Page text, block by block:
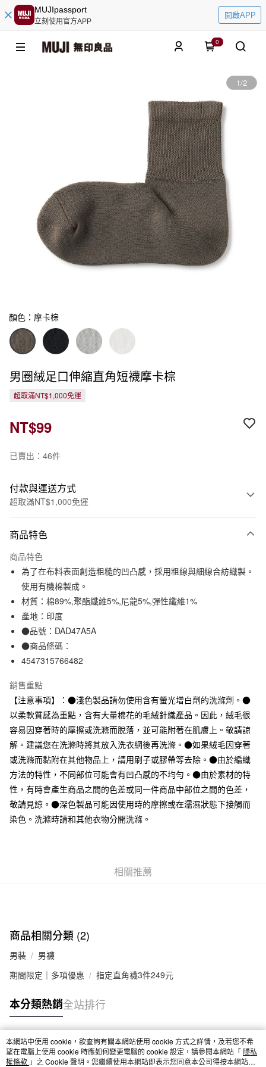
MUJIpassport
立刻使用官方APP
開啟APP
0
1/2
顏色：摩卡棕
男圈絨足口伸縮直角短襪摩卡棕
超取滿NT$1,000免運
NT$99
已賣出：46件
付款與運送方式
超取滿NT$1,000免運
信用卡一次付款
信用卡分期付款
3 期 0 利率 每期
合作金庫商業銀行
第一商業銀行
華南商業銀行
上海商業儲蓄銀行
臺灣中小企業銀行
匯豐（台灣）商業銀行
元大商業銀行
玉山商業銀行
星展（台灣）商業銀行
台新國際商業銀行
中國信託商業銀行
台灣樂天信用卡公司
超商取貨付款
LINE Pay
Apple Pay
悠遊付
運送方式
全家取貨付款
每筆NT$65，滿NT$1,000(含以上)免運費
付款後全家取貨
每筆NT$65，滿NT$1,000(含以上)免運費
7-11取貨付款
每筆NT$65，滿NT$1,000(含以上)免運費
無印良品門市自取
免運費
商品特色
商品特色
為了在布料表面創造粗糙的凹凸感，採用粗線與細線合紡織製。
使用有機棉製成。
材質：棉89%,聚酯纖維5%,尼龍5%,彈性纖維1%
產地：印度
●品號：DAD47A5A
●商品條碼：
4547315766482
銷售重點
【注意事項】：●淺色製品請勿使用含有螢光增白劑的洗滌劑。●
以柔軟質感為重點，含有大量棉花的毛絨針織產品。因此，絨毛很
容易因穿著時的摩擦或洗滌而脫落，並可能附著在肌膚上。敬請諒
解。建議您在洗滌時將其放入洗衣網後再洗滌。●如果絨毛因穿著
或洗滌而黏附在其他物品上，請用刷子或膠帶等去除。●由於編織
方法的特性，不同部位可能會有凹凸感的不均勻。●由於素材的特
性，有時會產生商品之間的色差或同一件商品中部位之間的色差，
敬請見諒。●深色製品可能因使用時的摩擦或在濡濕狀態下接觸而
染色。洗滌時請和其他衣物分開洗滌。
相關推薦
商品相關分類 (2)
男裝
男襪
期間限定｜多項優惠
指定直角襪3件249元
本分類熱銷全站排行
熱門標籤
本網站中使用 cookie，欲查詢有關本網站使用 cookie 方式之詳情，及若您不希
望在電腦上使用 cookie 時應如何變更電腦的 cookie 設定，請參閱本網站「 隱私
權條款 」之 Cookie 聲明。您繼續使用本網站即表示您同意本公司得按本網站使